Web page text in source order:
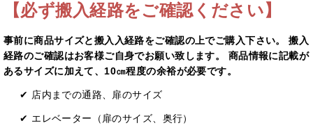
【必ず搬入経路をご確認ください】
事前に商品サイズと搬入⼊経路をご確認の上でご購入下さい。 搬入
経路のご確認はお客様ご自身でお願い致します。 商品情報に記載が
あるサイズに加えて、10㎝程度の余裕が必要です。
✔ 店内までの通路、扉のサイズ
✔ エレベーター（扉のサイズ、奥⾏）